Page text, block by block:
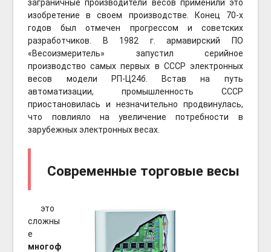
заграничные производители весов применили это
изобретение в своем производстве. Конец 70-х
годов был отмечен прогрессом и советских
разработчиков. В 1982 г. армавирский ПО
«Весоизмеритель» запустил серийное
производство самых первых в СССР электронных
весов модели РП-Ц24б. Встав на путь
автоматизации, промышленность СССР
приостановилась и незначительно продвинулась,
что повлияло на увеличение потребности в
зарубежных электронных весах.
Современные торговые весы
это
сложны
е
многоф